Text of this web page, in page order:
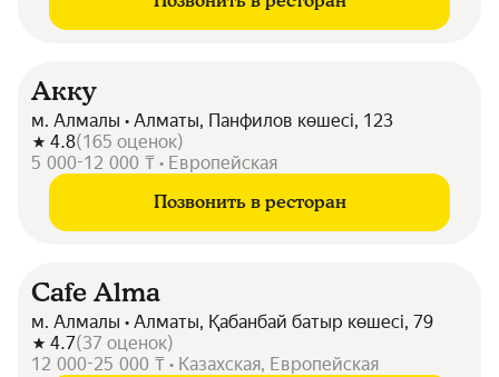
Акку
м. Алмалы • Алматы, Панфилов көшесі, 123
4.8(165 оценок)
5 000-12 000 ₸ • Европейская
Позвонить в ресторан
Cafe Alma
м. Алмалы • Алматы, Қабанбай батыр көшесі, 79
4.7(37 оценок)
12 000-25 000 ₸ • Казахская, Европейская